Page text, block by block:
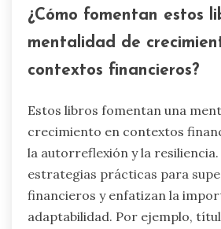
¿Cómo fomentan estos
mentalidad de
contextos financieros?
Estos libros fomentan una
crecimiento en contextos
la autorreflexión y la
estrategias prácticas para
financieros y enfatizan la
adaptabilidad. Por ejemplo,